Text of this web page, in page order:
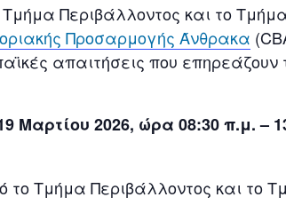
Τμήμα Περιβάλλοντος και το
Προσαρμογής Άνθρακα
απαιτήσεις που
Μαρτίου 2026, ώρα 08:30 π.μ. –
Τμήμα Περιβάλλοντος και το